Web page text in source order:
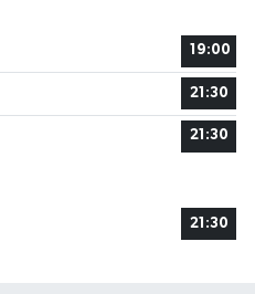
19:00
21:30
21:30
21:30